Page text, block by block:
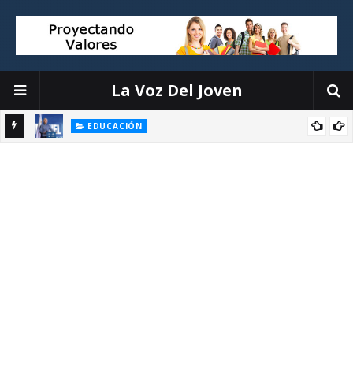
La Voz Del Joven
EDUCACIÓN